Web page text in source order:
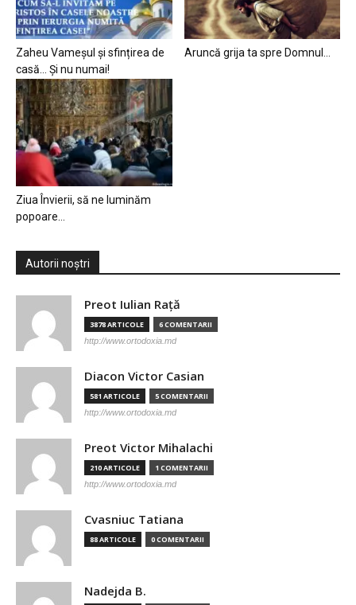
Zaheu Vameșul și sfințirea de
casă… Și nu numai!
Aruncă grija ta spre Domnul…
Ziua Învierii, să ne luminăm
popoare…
Autorii noștri
Preot Iulian Raţă
3878 ARTICOLE 6 COMENTARII
http://www.ortodoxia.md
Diacon Victor Casian
581 ARTICOLE 5 COMENTARII
http://www.ortodoxia.md
Preot Victor Mihalachi
210 ARTICOLE 1 COMENTARII
http://www.ortodoxia.md
Cvasniuc Tatiana
88 ARTICOLE 0 COMENTARII
Nadejda B.